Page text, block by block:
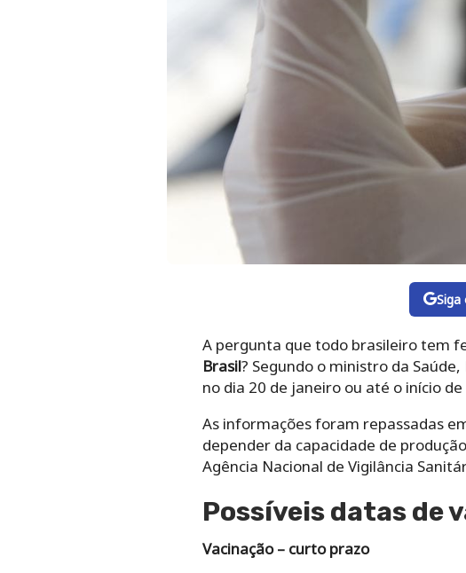
Siga
A pergunta que todo brasileiro tem
Brasil? Segundo o ministro da
no dia 20 de janeiro ou até o início
As informações foram repassadas
depender da capacidade de
Agência Nacional de Vigilância
Possíveis datas de
Vacinação – curto prazo